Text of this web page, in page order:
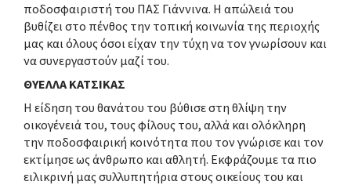
ποδοσφαιριστή του ΠΑΣ Γιάννινα. Η απώλειά του
βυθίζει στο πένθος την τοπική κοινωνία της περιοχής
μας και όλους όσοι είχαν την τύχη να τον γνωρίσουν και
να συνεργαστούν μαζί του.
ΘΥΕΛΛΑ ΚΑΤΣΙΚΑΣ
Η είδηση του θανάτου του βύθισε στη θλίψη την
οικογένειά του, τους φίλους του, αλλά και ολόκληρη
την ποδοσφαιρική κοινότητα που τον γνώρισε και τον
εκτίμησε ως άνθρωπο και αθλητή. Εκφράζουμε τα πιο
ειλικρινή μας συλλυπητήρια στους οικείους του και